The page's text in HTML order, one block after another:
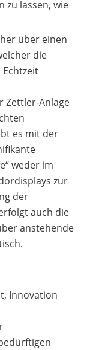
zu lassen, wie
über einen
die
Zettler-Anlage
es mit der
weder im
zur
der
auch die
anstehende
Innovation